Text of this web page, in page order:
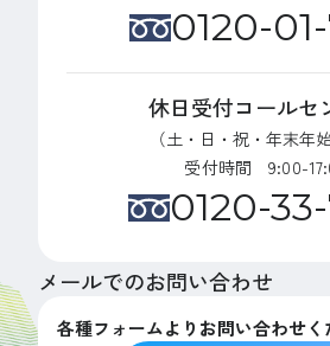
0120-01-
休日受付コールセ
（土・日・祝・年末年
受付時間 9:00-
0120-33-
メールでのお問い合わせ
各種フォームよりお問い合わせく